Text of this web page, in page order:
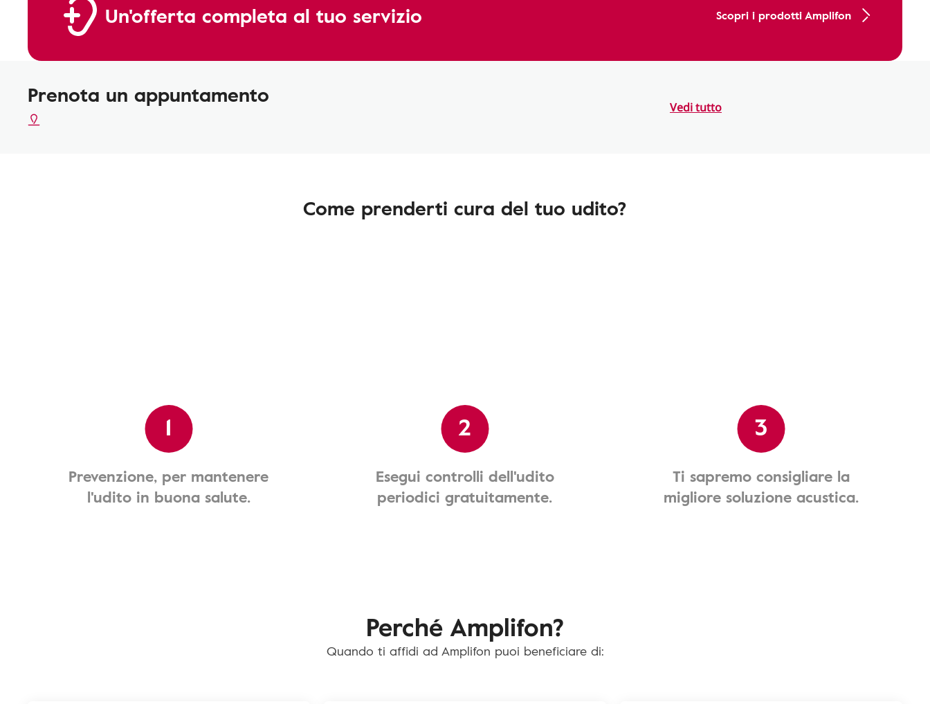
Un'offerta completa al tuo servizio Scopri i prodotti Amplifon
Prenota un appuntamento Vedi tutto
Come prenderti cura del tuo udito?
1
Prevenzione, per mantenere
l'udito in buona salute.
2
Esegui controlli dell'udito
periodici gratuitamente.
3
Ti sapremo consigliare la
migliore soluzione acustica.
Perché Amplifon?
Quando ti affidi ad Amplifon puoi beneficiare di: